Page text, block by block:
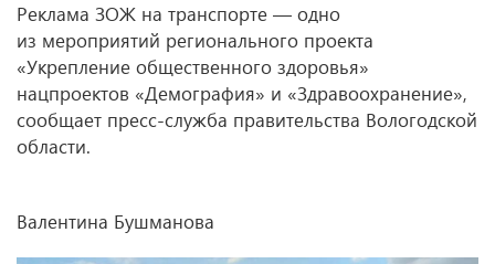
Реклама ЗОЖ на транспорте — одно
из мероприятий регионального проекта
«Укрепление общественного здоровья»
нацпроектов «Демография» и «Здравоохранение»,
сообщает пресс-служба правительства Вологодской
области.
Валентина Бушманова